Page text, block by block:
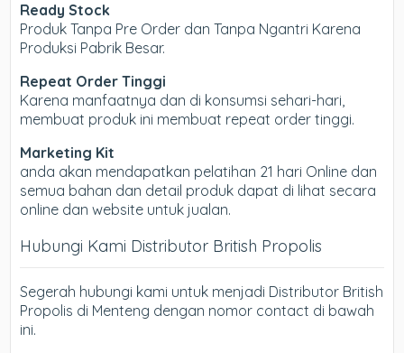
Ready Stock
Produk Tanpa Pre Order dan Tanpa Ngantri Karena
Produksi Pabrik Besar.
Repeat Order Tinggi
Karena manfaatnya dan di konsumsi sehari-hari,
membuat produk ini membuat repeat order tinggi.
Marketing Kit
anda akan mendapatkan pelatihan 21 hari Online dan
semua bahan dan detail produk dapat di lihat secara
online dan website untuk jualan.
Hubungi Kami Distributor British Propolis
Segerah hubungi kami untuk menjadi Distributor British
Propolis di Menteng dengan nomor contact di bawah
ini.